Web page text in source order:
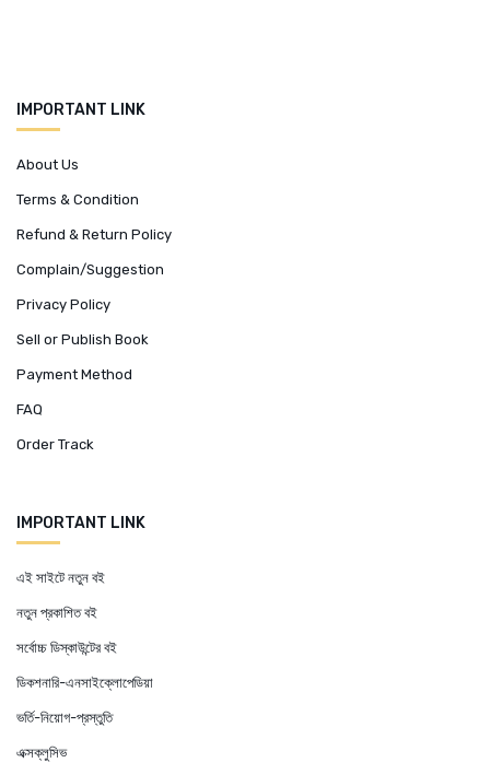
IMPORTANT LINK
About Us
Terms & Condition
Refund & Return Policy
Complain/Suggestion
Privacy Policy
Sell or Publish Book
Payment Method
FAQ
Order Track
IMPORTANT LINK
এই সাইটে নতুন বই
নতুন প্রকাশিত বই
সর্বোচ্চ ডিস্কাউন্টের বই
ডিকশনারি-এনসাইক্লোপেডিয়া
ভর্তি-নিয়োগ-প্রস্তুতি
এক্সক্লুসিভ